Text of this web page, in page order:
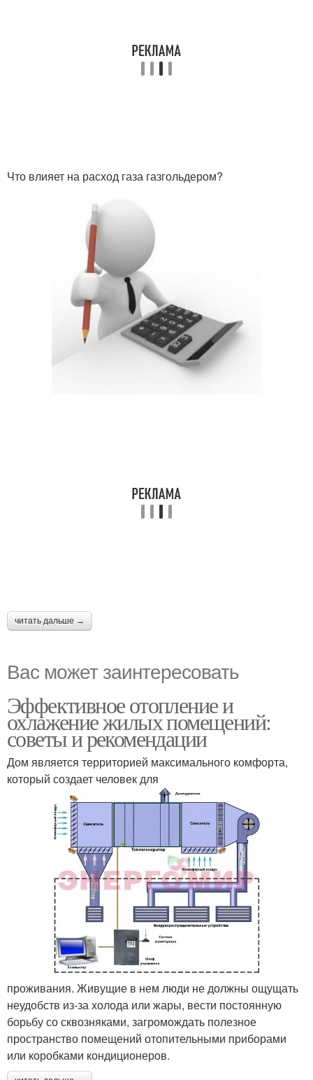
Что влияет на расход газа газгольдером?
читать дальше →
Вас может заинтересовать
Эффективное отопление и
охлажение жилых помещений:
советы и рекомендации
Дом является территорией максимального комфорта,
который создает человек для
проживания. Живущие в нем люди не должны ощущать
неудобств из-за холода или жары, вести постоянную
борьбу со сквозняками, загромождать полезное
пространство помещений отопительными приборами
или коробками кондиционеров.